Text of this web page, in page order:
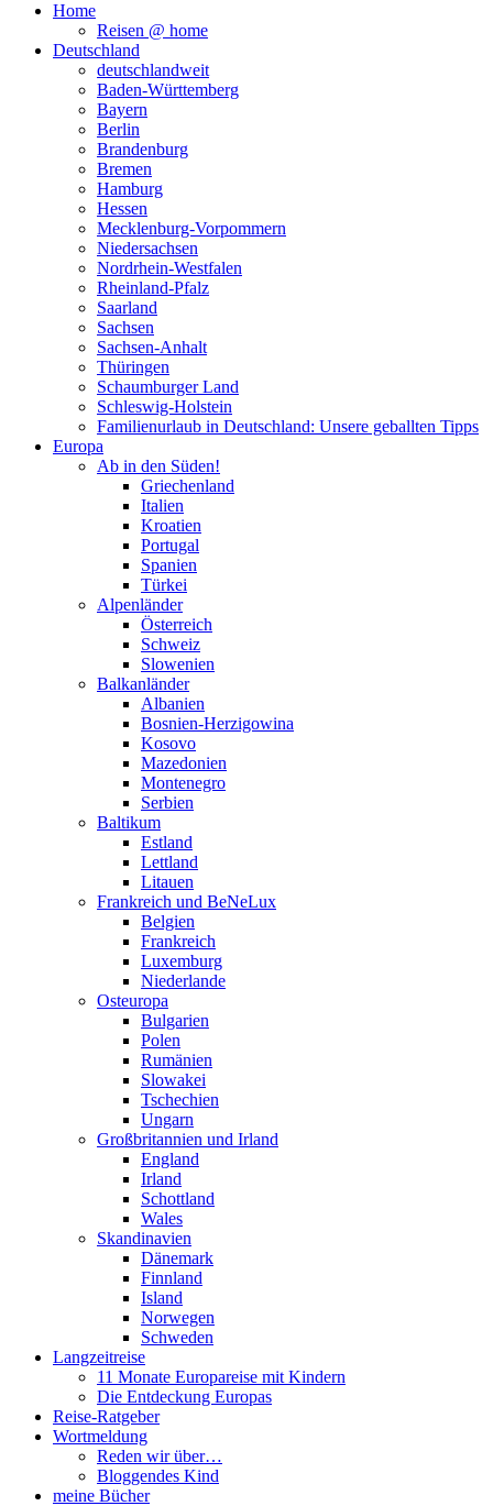
Home
Reisen @ home
Deutschland
deutschlandweit
Baden-Württemberg
Bayern
Berlin
Brandenburg
Bremen
Hamburg
Hessen
Mecklenburg-Vorpommern
Niedersachsen
Nordrhein-Westfalen
Rheinland-Pfalz
Saarland
Sachsen
Sachsen-Anhalt
Thüringen
Schaumburger Land
Schleswig-Holstein
Familienurlaub in Deutschland: Unsere geballten Tipps
Europa
Ab in den Süden!
Griechenland
Italien
Kroatien
Portugal
Spanien
Türkei
Alpenländer
Österreich
Schweiz
Slowenien
Balkanländer
Albanien
Bosnien-Herzigowina
Kosovo
Mazedonien
Montenegro
Serbien
Baltikum
Estland
Lettland
Litauen
Frankreich und BeNeLux
Belgien
Frankreich
Luxemburg
Niederlande
Osteuropa
Bulgarien
Polen
Rumänien
Slowakei
Tschechien
Ungarn
Großbritannien und Irland
England
Irland
Schottland
Wales
Skandinavien
Dänemark
Finnland
Island
Norwegen
Schweden
Langzeitreise
11 Monate Europareise mit Kindern
Die Entdeckung Europas
Reise-Ratgeber
Wortmeldung
Reden wir über…
Bloggendes Kind
meine Bücher